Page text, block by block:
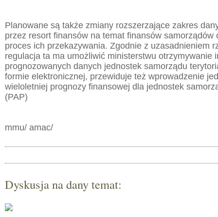
Planowane są także zmiany rozszerzające zakres
przez resort finansów na temat finansów samorządów
proces ich przekazywania. Zgodnie z uzasadnieniem
regulacja ta ma umożliwić ministerstwu otrzymywanie
prognozowanych danych jednostek samorządu
formie elektronicznej, przewiduje też wprowadzenie
wieloletniej prognozy finansowej dla jednostek
(PAP)
mmu/ amac/
Dyskusja na dany temat: